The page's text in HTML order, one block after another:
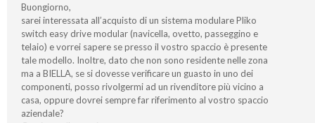
Buongiorno,
sarei interessata all’acquisto di un sistema modulare Pliko
switch easy drive modular (navicella, ovetto, passeggino e
telaio) e vorrei sapere se presso il vostro spaccio è presente
tale modello. Inoltre, dato che non sono residente nelle zona
ma a BIELLA, se si dovesse verificare un guasto in uno dei
componenti, posso rivolgermi ad un rivenditore più vicino a
casa, oppure dovrei sempre far riferimento al vostro spaccio
aziendale?